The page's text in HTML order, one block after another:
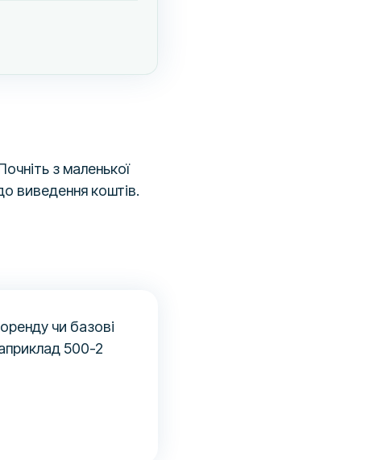
з маленької
виведення коштів.
чи базові
500-2